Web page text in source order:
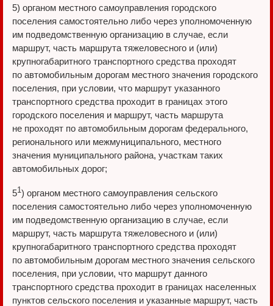
5) органом местного самоуправления городского
поселения самостоятельно либо через уполномоченную
им подведомственную организацию в случае, если
маршрут, часть маршрута тяжеловесного и (или)
крупногабаритного транспортного средства проходят
по автомобильным дорогам местного значения городского
поселения, при условии, что маршрут указанного
транспортного средства проходит в границах этого
городского поселения и маршрут, часть маршрута
не проходят по автомобильным дорогам федерального,
регионального или межмуниципального, местного
значения муниципального района, участкам таких
автомобильных дорог;
51) органом местного самоуправления сельского
поселения самостоятельно либо через уполномоченную
им подведомственную организацию в случае, если
маршрут, часть маршрута тяжеловесного и (или)
крупногабаритного транспортного средства проходят
по автомобильным дорогам местного значения сельского
поселения, при условии, что маршрут данного
транспортного средства проходит в границах населенных
пунктов сельского поселения и указанные маршрут, часть